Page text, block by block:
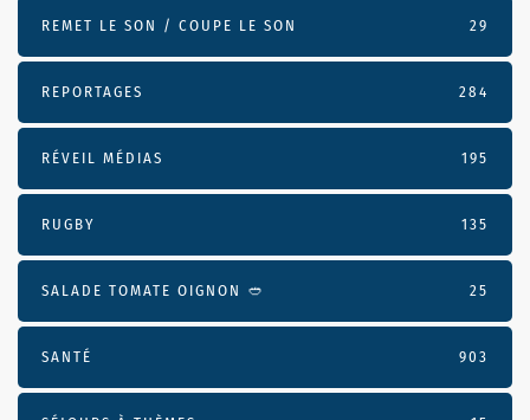
REMET LE SON / COUPE LE SON 29
REPORTAGES 284
RÉVEIL MÉDIAS 195
RUGBY 135
SALADE TOMATE OIGNON 🥙 25
SANTÉ 903